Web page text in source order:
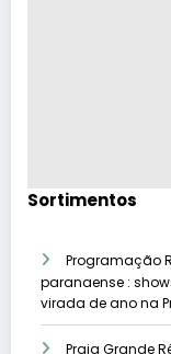
Sortimentos
Programação
paranaense :
virada de ano na
Praia Grande